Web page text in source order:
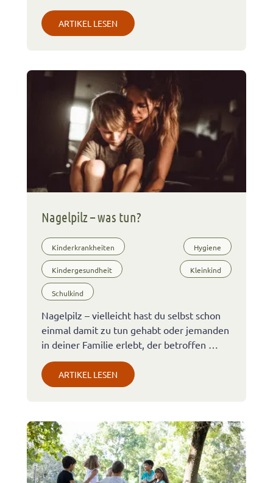
ARTIKEL LESEN
Nagelpilz – was tun?
Kinderkrankheiten Hygiene
Kindergesundheit Kleinkind
Schulkind
Nagelpilz – vielleicht hast du selbst schon
einmal damit zu tun gehabt oder jemanden
in deiner Familie erlebt, der betroffen …
ARTIKEL LESEN